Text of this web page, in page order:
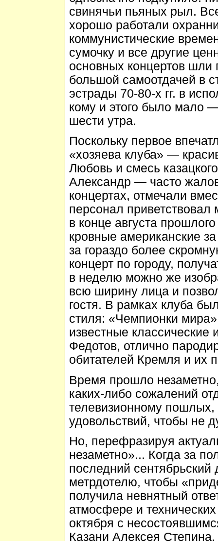
свинячьи пьяных рыл.
хорошо работали
коммунистические
сумочку и все другие
основных концертов
большой самоотдачей в
эстрады 70-80-х гг. в
кому и этого было мало
шести утра.
Поскольку первое
«хозяева клуба» —
Любовь и смесь
Александр — часто
концертах, отмечали
персонал приветствовал
в конце августа
кровные американские
за гораздо более
концерт по городу,
в неделю можно же
всю ширину лица и
гостя. В рамках клуба
стиля: «Чемпионки
известные
Федотов, отлично
обитателей Кремля и их
Время прошло
каких-либо сожалений
телевизионному пошлых,
удовольствий, чтобы не
Но, перефразируя
незаметно»... Когда за
последний
метрдотелю, чтобы
получила невнятный
атмосфере и
октября с
Казани Алексея